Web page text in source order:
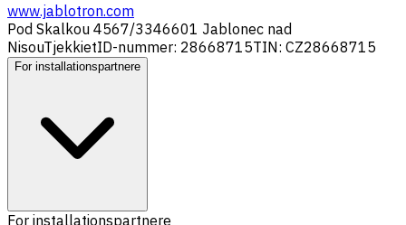
www.jablotron.com
Pod Skalkou 4567/3346601 Jablonec nad
NisouTjekkietID-nummer: 28668715TIN: CZ28668715
For installationspartnere
For installationspartnere